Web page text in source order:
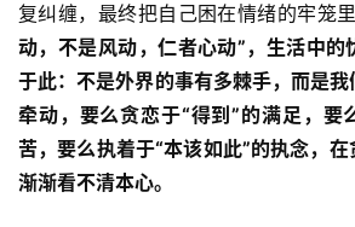
资
讯
八
点
僧
复纠缠，最终把自己困在情绪的牢笼里
动，不是风动，仁者心动”，生活中的
于此：不是外界的事有多棘手，而是
牵动，要么贪恋于“得到”的满足，要
苦，要么执着于“本该如此”的执念，
渐渐看不清本心。